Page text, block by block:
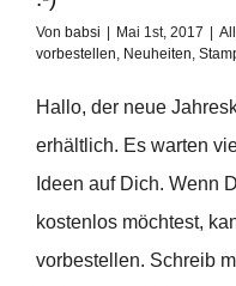
Von babsi Mai 1st, 2017
vorbestellen, Neuheiten,
Hallo, der neue
erhältlich. Es warten
Ideen auf Dich. Wenn
kostenlos möchtest,
vorbestellen. Schreib